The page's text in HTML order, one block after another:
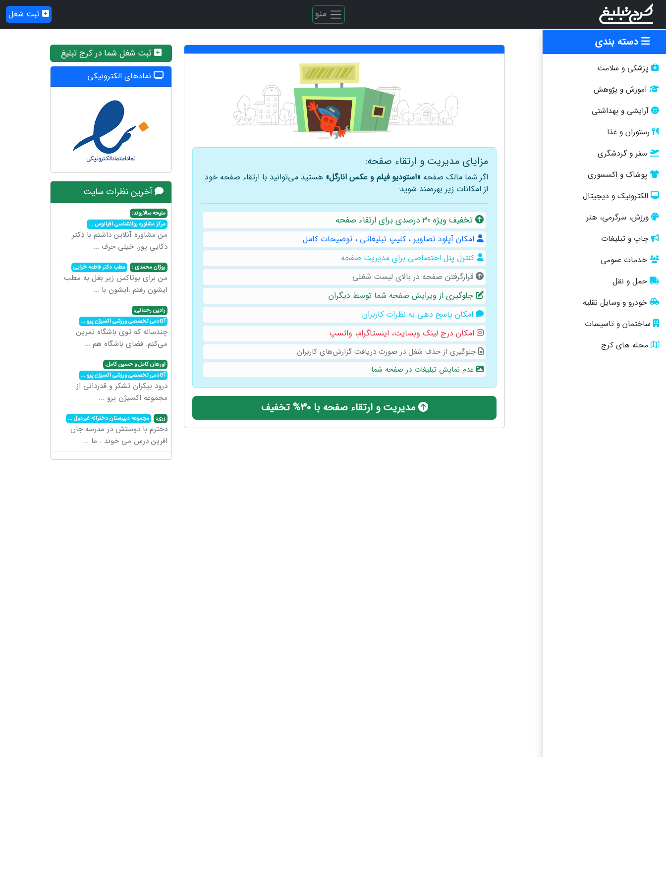
منو ثبت شغل
دسته بندی
پزشکی و سلامت
آموزش و پژوهش
آرایشی و بهداشتی
رستوران و غذا
سفر و گردشگری
پوشاک و اکسسوری
الکترونیک و دیجیتال
ورزش، سرگرمی، هنر
چاپ و تبلیغات
خدمات عمومی
حمل و نقل
خودرو و وسایل نقلیه
ساختمان و تاسیسات
محله های کرج
مزایای مدیریت و ارتقاء صفحه:
اگر شما مالک صفحه «استودیو فیلم و عکس انارگل» هستید می‌توانید با ارتقاء صفحه خود
از امکانات زیر بهره‌مند شوید:
تخفیف ویژه 30 درصدی برای ارتقاء صفحه
امکان آپلود تصاویر ، کلیپ تبلیغاتی ، توضیحات کامل
کنترل پنل اختصاصی برای مدیریت صفحه
قرارگرفتن صفحه در بالای لیست شغلی
جلوگیری از ویرایش صفحه شما توسط دیگران
امکان پاسخ دهی به نظرات کاربران
امکان درج لینک وبسایت، ‌اینستاگرام،‌ واتسپ
جلوگیری از حذف شغل در صورت دریافت گزارش‌های کاربران
عدم نمایش تبلیغات در صفحه شما
مدیریت و ارتقاء صفحه با 30% تخفیف
ثبت شغل شما در کرج تبلیغ
نمادهای الکترونیکی
آخرین نظرات سایت
ملیحه سالاروند:
مرکز مشاوره روانشناسی اقیانوس...
من مشاوره آنلاین داشتم با دکتر
ذکایی پور. خیلی حرف ...
روژان محمدی : مطب دکتر فاطمه خزایی
من برای بوتاکس زیر بغل به مطب
ایشون رفتم .ایشون با ...
رادین رحمانی:
آکادمی تخصصی ورزشی اکسیژن پرو...
چندساله که توی باشگاه تمرین
می‌کنم. فضای باشگاه هم ...
اورهان کامل و حسین کامل:
آکادمی تخصصی ورزشی اکسیژن پرو...
درود بیکران تشکر و قدردانی از
مجموعه اکسیژن پرو ...
زری: مجموعه دبیرستان دخترانه غیردول...
دخترم با دوستش در مدرسه جان
افرین درس می خوند . ما ...